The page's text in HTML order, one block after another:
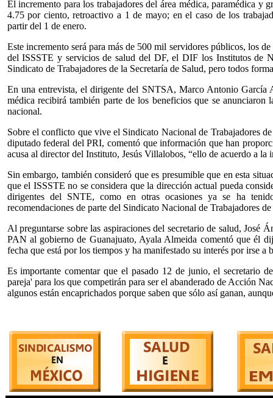
El incremento para los trabajadores del área médica, paramédica y
4.75 por ciento, retroactivo a 1 de mayo; en el caso de los
partir del 1 de enero.
Este incremento será para más de 500 mil servidores públicos, los
del ISSSTE y servicios de salud del DF, el DIF los Institutos de
Sindicato de Trabajadores de la Secretaría de Salud, pero todos
En una entrevista, el dirigente del SNTSA, Marco Antonio García
médica recibirá también parte de los beneficios que se anunciaron
nacional.
Sobre el conflicto que vive el Sindicato Nacional de Trabajadores
diputado federal del PRI, comentó que información que han
acusa al director del Instituto, Jesús Villalobos, “ello de acuerdo a
Sin embargo, también consideró que es presumible que en esta
que el ISSSTE no se considera que la dirección actual pueda
dirigentes del SNTE, como en otras ocasiones ya se ha
recomendaciones de parte del Sindicato Nacional de Trabajadores
Al preguntarse sobre las aspiraciones del secretario de salud, José
PAN al gobierno de Guanajuato, Ayala Almeida comentó que él
fecha que está por los tiempos y ha manifestado su interés por irse a
Es importante comentar que el pasado 12 de junio, el secretario
pareja' para los que competirán para ser el abanderado de Acción
algunos están encaprichados porque saben que sólo así ganan,